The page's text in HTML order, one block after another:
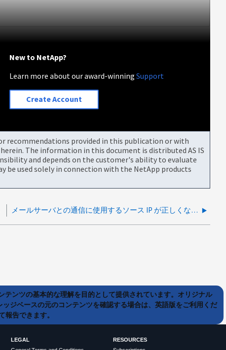
New to NetApp?
Learn more about our award-winningSupport
Create Account
recommendations provided in this publication or with
The information in this document is distributed AS IS
and depends on the customer's ability to evaluate
used solely in connection with the NetApp products
メールサーバとの通信に使用するソース IP が正しくないために ASUP の E メール配信が失敗する
ンツの基本的な理解を目的として提供されています。オリジナル
ジベースの元のコンテンツを確認する場合は、英語版をご利用くだ
告できます。
LEGAL
RESOURCES